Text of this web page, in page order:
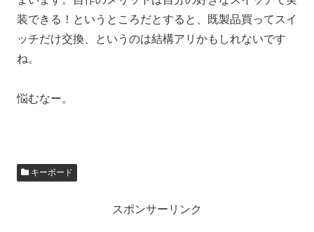
装できる！というところだとすると、既製品買ってスイ
ッチだけ交換、というのは結構アリかもしれないです
ね。
悩むなー。
キーボード
スポンサーリンク